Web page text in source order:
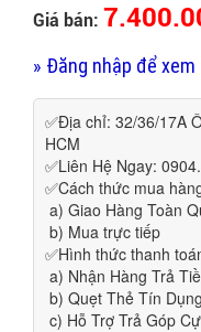
Giá bán:
» Đăng nhập để xem
✅Địa chỉ: 32/36/17A
HCM
✅Liên Hệ Ngay:
✅Cách thức mua
a) Giao Hàng Toàn
b) Mua trực tiếp
✅Hình thức thanh
a) Nhận Hàng Trả
b) Quẹt Thẻ Tín
c) Hỗ Trợ Trả Góp